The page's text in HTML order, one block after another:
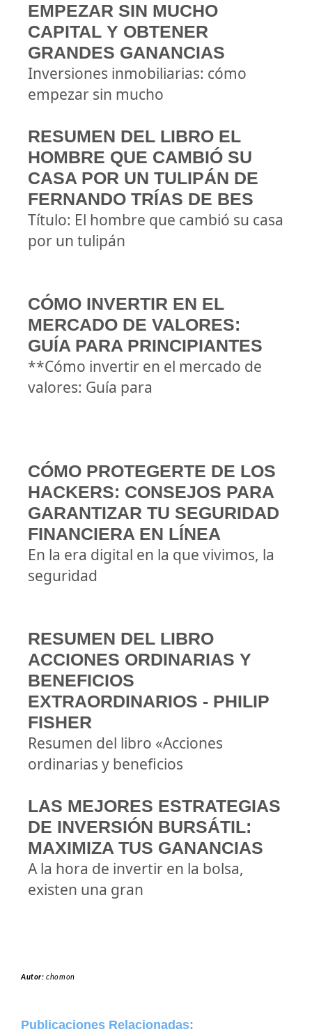
EMPEZAR SIN MUCHO
CAPITAL Y OBTENER
GRANDES GANANCIAS
Inversiones inmobiliarias: cómo
empezar sin mucho
RESUMEN DEL LIBRO EL
HOMBRE QUE CAMBIÓ SU
CASA POR UN TULIPÁN DE
FERNANDO TRÍAS DE BES
Título: El hombre que cambió su casa
por un tulipán
CÓMO INVERTIR EN EL
MERCADO DE VALORES:
GUÍA PARA PRINCIPIANTES
**Cómo invertir en el mercado de
valores: Guía para
CÓMO PROTEGERTE DE LOS
HACKERS: CONSEJOS PARA
GARANTIZAR TU SEGURIDAD
FINANCIERA EN LÍNEA
En la era digital en la que vivimos, la
seguridad
RESUMEN DEL LIBRO
ACCIONES ORDINARIAS Y
BENEFICIOS
EXTRAORDINARIOS - PHILIP
FISHER
Resumen del libro «Acciones
ordinarias y beneficios
LAS MEJORES ESTRATEGIAS
DE INVERSIÓN BURSÁTIL:
MAXIMIZA TUS GANANCIAS
A la hora de invertir en la bolsa,
existen una gran
Autor:chomon
Publicaciones Relacionadas: